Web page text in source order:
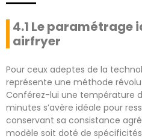
4.1 Le paramétrage
airfryer
Pour ceux adeptes de la
représente une méthode
Conférez-lui une température
minutes s’avère idéale pour
conservant sa consistance
modèle soit doté de